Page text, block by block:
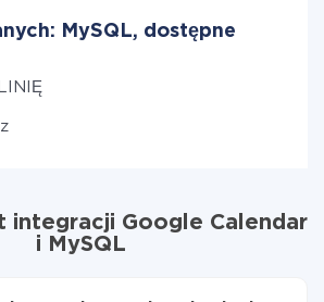
MySQL, dostępne
integracji Google Calendar
i MySQL